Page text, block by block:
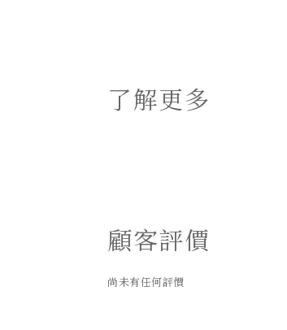
了解更多
顧客評價
尚未有任何評價